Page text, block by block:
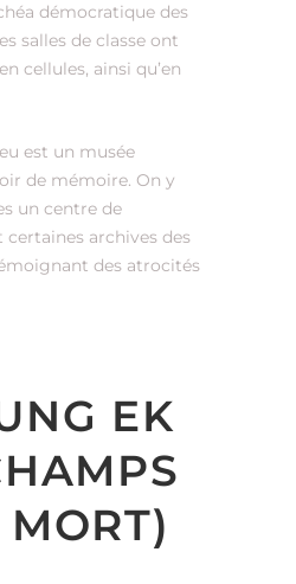
démocratique des
salles de classe ont
cellules, ainsi qu’en
est un musée
de mémoire. On y
un centre de
archives des
des atrocités
EK